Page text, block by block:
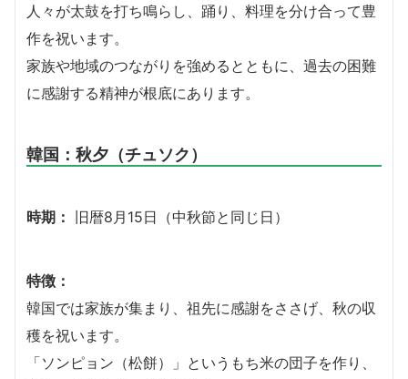
人々が太鼓を打ち鳴らし、踊り、料理を分け合って豊
作を祝います。
家族や地域のつながりを強めるとともに、過去の困難
に感謝する精神が根底にあります。
韓国：秋夕（チュソク）
時期： 旧暦8月15日（中秋節と同じ日）
特徴：
韓国では家族が集まり、祖先に感謝をささげ、秋の収
穫を祝います。
「ソンピョン（松餅）」というもち米の団子を作り、